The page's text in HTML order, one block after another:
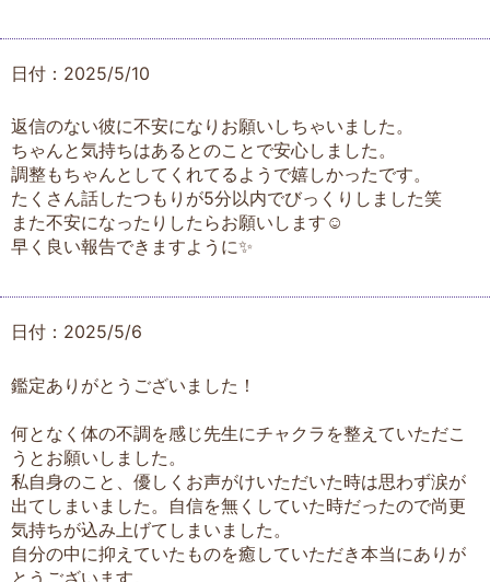
日付：2025/5/10
返信のない彼に不安になりお願いしちゃいました。
ちゃんと気持ちはあるとのことで安心しました。
調整もちゃんとしてくれてるようで嬉しかったです。
たくさん話したつもりが5分以内でびっくりしました笑
また不安になったりしたらお願いします☺️
早く良い報告できますように✨
日付：2025/5/6
鑑定ありがとうございました！
何となく体の不調を感じ先生にチャクラを整えていただこ
うとお願いしました。
私自身のこと、優しくお声がけいただいた時は思わず涙が
出てしまいました。自信を無くしていた時だったので尚更
気持ちが込み上げてしまいました。
自分の中に抑えていたものを癒していただき本当にありが